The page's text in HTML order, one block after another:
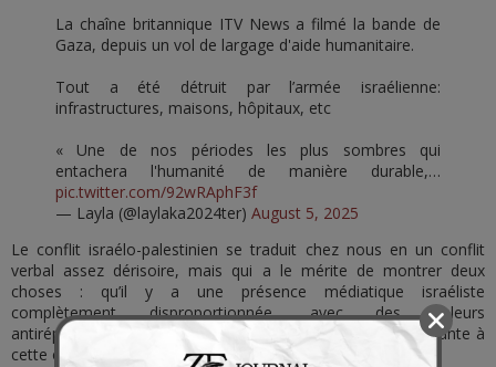
La chaîne britannique ITV News a filmé la bande de
Gaza, depuis un vol de largage d'aide humanitaire.
Tout a été détruit par l’armée israélienne:
infrastructures, maisons, hôpitaux, etc
« Une de nos périodes les plus sombres qui
entachera l'humanité de manière durable,…
pic.twitter.com/92wRAphF3f
— Layla (@laylaka2024ter) August 5, 2025
Le conflit israélo-palestinien se traduit chez nous en un conflit
verbal assez dérisoire, mais qui a le mérite de montrer deux
choses : qu’il y a une présence médiatique israéliste
complètement disproportionnée, avec des valeurs
antirépublicaines et antifrançaises, et une résistance croissante à
cette occupation.